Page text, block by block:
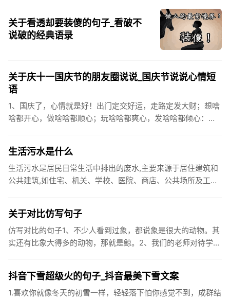
关于看透却要装傻的句子_看破不
说破的经典语录
关于庆十一国庆节的朋友圈说说_国庆节说说心情短
语
1、国庆了，心情就是好！出门定交好运，走路定发大财；想啥
啥都开心，做啥啥都顺心；玩啥啥都爽心，发啥啥都倾心：祝
生活污水是什么
生活污水是居民日常生活中排出的废水,主要来源于居住建筑和
公共建筑,如住宅、机关、学校、医院、商店、公共场所及工业
关于对比仿写句子
仿写对比的句子1、不少人看到过象，都说象是很大的动物。其
实还有比象大得多的动物，那就是鲸。2、我们的老师对待学生
抖音下雪超级火的句子_抖音最美下雪文案
1.喜欢你就像冬天的初雪一样，轻轻落下怕你感觉不到，成群结